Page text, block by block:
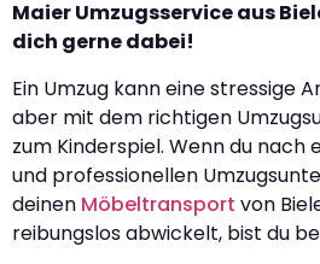
Maier Umzugsservice aus
dich gerne dabei!
Ein Umzug kann eine stressige
aber mit dem richtigen
zum Kinderspiel. Wenn du nach
und professionellen
deinen Möbeltransport von
reibungslos abwickelt, bist du